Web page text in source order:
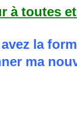
à toutes
la
ma